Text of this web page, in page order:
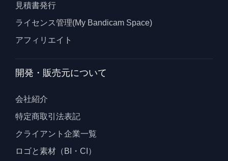
見積書発行
ライセンス管理(My Bandicam Space)
アフィリエイト
開発・販売元について
会社紹介
特定商取引法表記
クライアント企業一覧
ロゴと素材（BI・CI）